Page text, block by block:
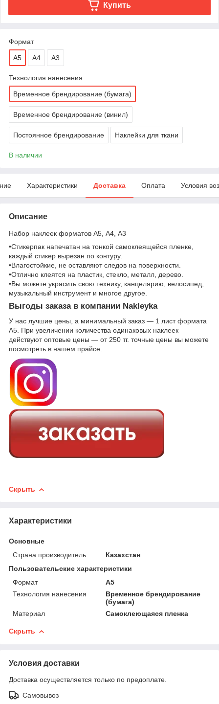
Купить
Формат
А5 A4 A3
Технология нанесения
Временное брендирование (бумага)
Временное брендирование (винил)
Постоянное брендирование Наклейки для ткани
В наличии
Характеристики Доставка Оплата Условия
Описание
Набор наклеек форматов А5, А4, А3
•Стикерпак напечатан на тонкой самоклеящейся пленке,
каждый стикер вырезан по контуру.
•Влагостойкие, не оставляют следов на поверхности.
•Отлично клеятся на пластик, стекло, металл, дерево.
•Вы можете украсить свою технику, канцелярию, велосипед,
музыкальный инструмент и многое другое.
Выгоды заказа в компании Nakleyka
У нас лучшие цены, а минимальный заказ — 1 лист формата
А5. При увеличении количества одинаковых наклеек
действуют оптовые цены — от 250 тг. точные цены вы можете
посмотреть в нашем прайсе.
Скрыть
Характеристики
Основные
Страна производитель
Казахстан
Пользовательские характеристики
Формат
А5
Технология нанесения
Временное брендирование
(бумага)
Материал
Самоклеющаяся пленка
Скрыть
Условия доставки
Доставка осуществляется только по предоплате.
Самовывоз